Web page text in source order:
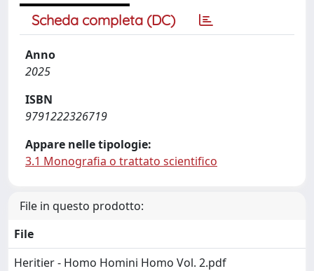
Scheda completa (DC)
Anno
2025
ISBN
9791222326719
Appare nelle tipologie:
3.1 Monografia o trattato scientifico
File in questo prodotto:
File
Heritier - Homo Homini Homo Vol. 2.pdf